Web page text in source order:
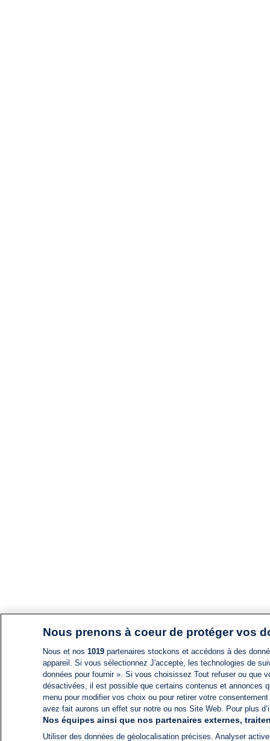
Nous prenons à coeur de protéger vos
Nous et nos 1019partenaires stockons et accédons à des
appareil. Si vous sélectionnez J'accepte, les technologies de
données pour fournir ». Si vous choisissez Tout refuser ou
désactivées, il est possible que certains contenus et annonces
menu pour modifier vos choix ou pour retirer votre
avez fait aurons un effet sur notre ou nos Site Web. Pour plus
Nos équipes ainsi que nos partenaires externes,
Utiliser des données de géolocalisation précises. Analyser